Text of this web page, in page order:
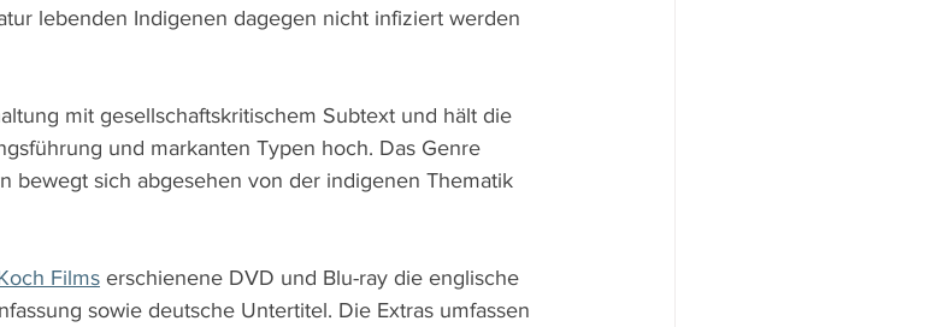
lebenden Indigenen dagegen nicht infiziert werden
mit gesellschaftskritischem Subtext und hält die
und markanten Typen hoch. Das Genre
bewegt sich abgesehen von der indigenen Thematik
Films erschienene DVD und Blu-ray die englische
sowie deutsche Untertitel. Die Extras umfassen